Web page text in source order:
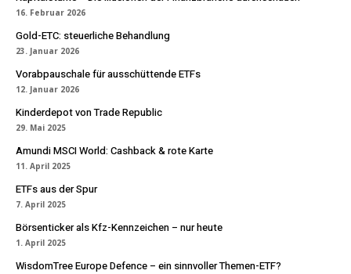
16. Februar 2026
Gold-ETC: steuerliche Behandlung
23. Januar 2026
Vorabpauschale für ausschüttende ETFs
12. Januar 2026
Kinderdepot von Trade Republic
29. Mai 2025
Amundi MSCI World: Cashback & rote Karte
11. April 2025
ETFs aus der Spur
7. April 2025
Börsenticker als Kfz-Kennzeichen – nur heute
1. April 2025
WisdomTree Europe Defence – ein sinnvoller Themen-ETF?